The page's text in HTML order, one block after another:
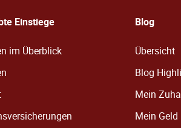
Einstiege
im Überblick
Blog
Übersicht
Blog
Mein
Mein Geld